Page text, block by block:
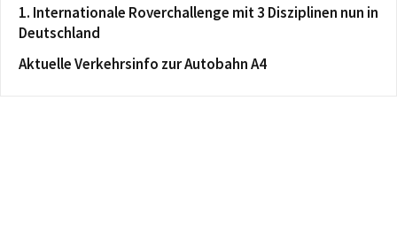
1. Internationale Roverchallenge mit 3 Disziplinen nun in
Deutschland
Aktuelle Verkehrsinfo zur Autobahn A4